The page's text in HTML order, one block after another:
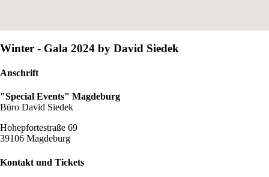
Winter - Gala 2024 by David Siedek
Anschrift
"Special Events" Magdeburg
Büro David Siedek
Hohepfortestraße 69
39106 Magdeburg
Kontakt und Tickets